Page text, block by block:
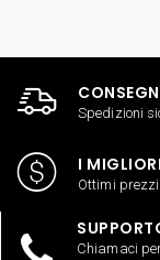
Spedizioni
I
Ottimi
Chiamaci